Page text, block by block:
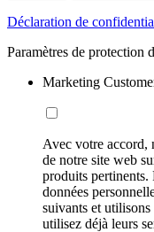
Déclaration de
Paramètres de protection
Marketing
Avec votre accord,
de notre site web
produits pertinents.
données
suivants et
utilisez déjà leurs